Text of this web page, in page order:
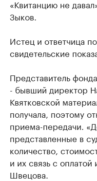
«Квитанцию не
Зыков.
Истец и ответчица
свидетельские
Представитель
- бывший директор
Квятковской
получала, поэтому
приема-передачи.
представленные в
количество,
и их связь с оплатой
Швецова.